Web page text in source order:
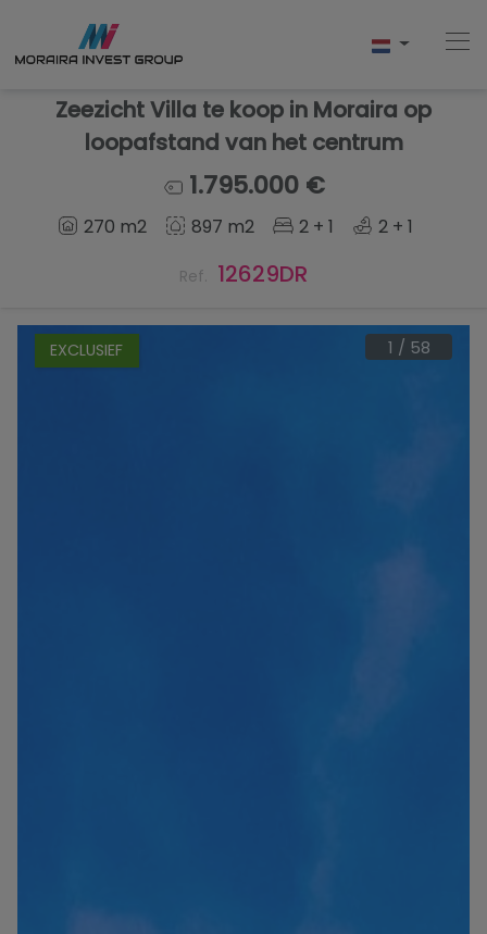
Kopen
Verkopen
Zeezicht Villa te koop in Moraira op
loopafstand van het centrum
1.795.000 €
270 m2 897 m2 2 + 1 2 + 1
Ref. 12629DR
EXCLUSIEF 1 / 58